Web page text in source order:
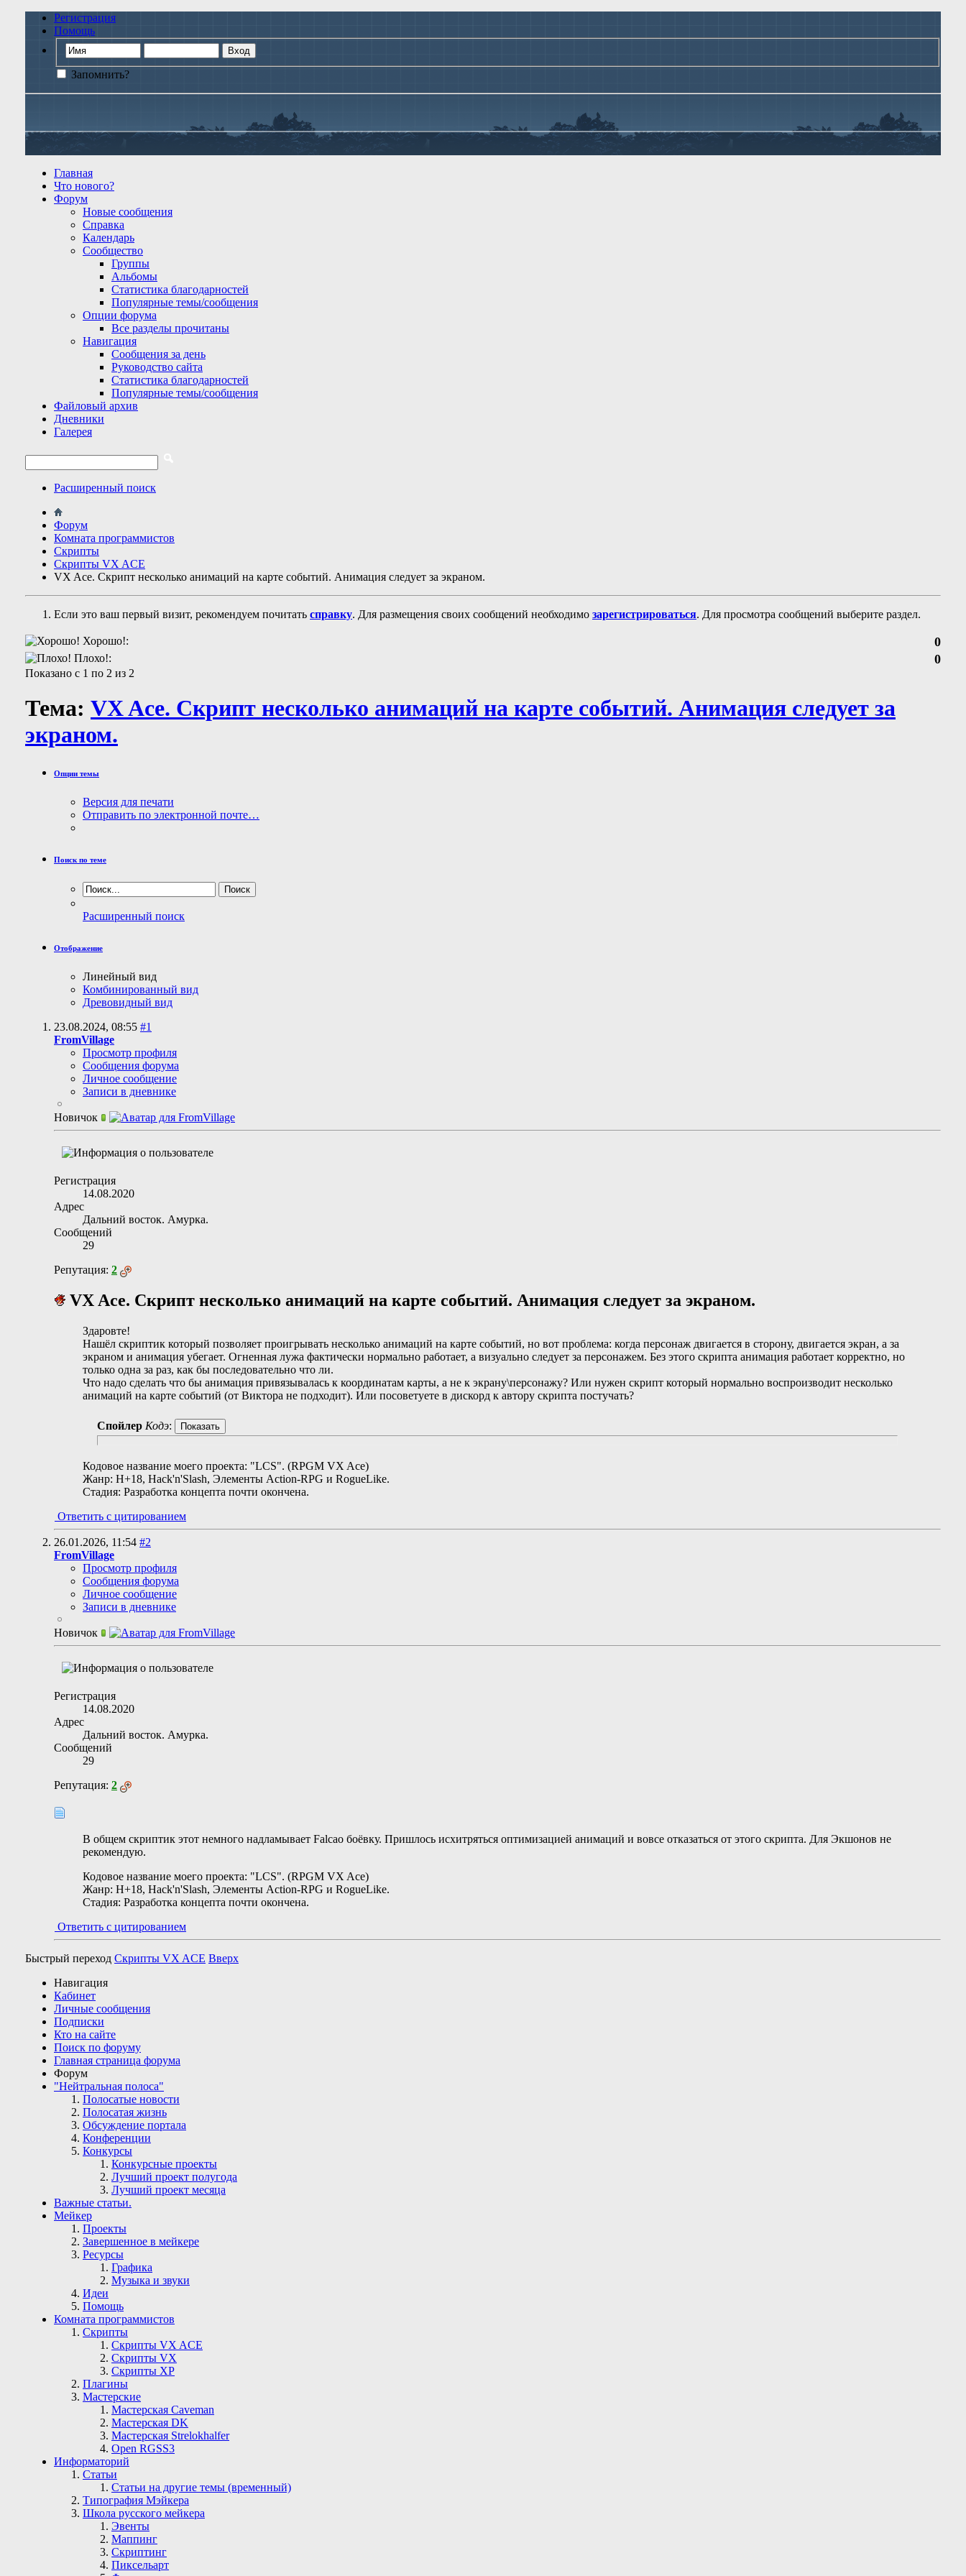
Регистрация
Помощь
Запомнить?
Главная
Что нового?
Форум
Новые сообщения
Справка
Календарь
Сообщество
Группы
Альбомы
Статистика благодарностей
Популярные темы/сообщения
Опции форума
Все разделы прочитаны
Навигация
Сообщения за день
Руководство сайта
Статистика благодарностей
Популярные темы/сообщения
Файловый архив
Дневники
Галерея
Расширенный поиск
Форум
Комната программистов
Скрипты
Скрипты VX ACE
VX Ace. Скрипт несколько анимаций на карте событий. Анимация следует за экраном.
Если это ваш первый визит, рекомендуем почитать справку. Для размещения своих сообщений необходимо зарегистрироваться. Для просмотра сообщений выберите раздел.
Хорошо!: 0
Плохо!: 0
Показано с 1 по 2 из 2
Тема: VX Ace. Скрипт несколько анимаций на карте событий. Анимация следует за
экраном.
Опции темы
Версия для печати
Отправить по электронной почте…
Поиск по теме
Расширенный поиск
Отображение
Линейный вид
Комбинированный вид
Древовидный вид
23.08.2024, 08:55 #1
FromVillage
Просмотр профиля
Сообщения форума
Личное сообщение
Записи в дневнике
Новичок
Регистрация
14.08.2020
Адрес
Дальний восток. Амурка.
Сообщений
29
Репутация: 2
VX Ace. Скрипт несколько анимаций на карте событий. Анимация следует за экраном.
Здаровте!
Нашёл скриптик который позволяет проигрывать несколько анимаций на карте событий, но вот проблема: когда персонаж двигается в сторону, двигается экран, а за
экраном и анимация убегает. Огненная лужа фактически нормально работает, а визуально следует за персонажем. Без этого скрипта анимация работает корректно, но
только одна за раз, как бы последовательно что ли.
Что надо сделать что бы анимация привязывалась к координатам карты, а не к экрану\персонажу? Или нужен скрипт который нормально воспроизводит несколько
анимаций на карте событий (от Виктора не подходит). Или посоветуете в дискорд к автору скрипта постучать?
Спойлер Кодэ:
Кодовое название моего проекта: "LCS". (RPGM VX Ace)
Жанр: H+18, Hack'n'Slash, Элементы Action-RPG и RogueLike.
Стадия: Разработка концепта почти окончена.
Ответить с цитированием
26.01.2026, 11:54 #2
FromVillage
Просмотр профиля
Сообщения форума
Личное сообщение
Записи в дневнике
Новичок
Регистрация
14.08.2020
Адрес
Дальний восток. Амурка.
Сообщений
29
Репутация: 2
В общем скриптик этот немного надламывает Falcao боёвку. Пришлось исхитряться оптимизацией анимаций и вовсе отказаться от этого скрипта. Для Экшонов не
рекомендую.
Кодовое название моего проекта: "LCS". (RPGM VX Ace)
Жанр: H+18, Hack'n'Slash, Элементы Action-RPG и RogueLike.
Стадия: Разработка концепта почти окончена.
Ответить с цитированием
Быстрый переход Скрипты VX ACE Вверх
Навигация
Кабинет
Личные сообщения
Подписки
Кто на сайте
Поиск по форуму
Главная страница форума
Форум
"Нейтральная полоса"
Полосатые новости
Полосатая жизнь
Обсуждение портала
Конференции
Конкурсы
Конкурсные проекты
Лучший проект полугода
Лучший проект месяца
Важные статьи.
Мейкер
Проекты
Завершенное в мейкере
Ресурсы
Графика
Музыка и звуки
Идеи
Помощь
Комната программистов
Скрипты
Скрипты VX ACE
Скрипты VX
Скрипты ХР
Плагины
Мастерские
Мастерская Сaveman
Мастерская DK
Мастерская Strelokhalfer
Open RGSS3
Информаторий
Статьи
Статьи на другие темы (временный)
Типография Мэйкера
Школа русского мейкера
Эвенты
Маппинг
Скриптинг
Пиксельарт